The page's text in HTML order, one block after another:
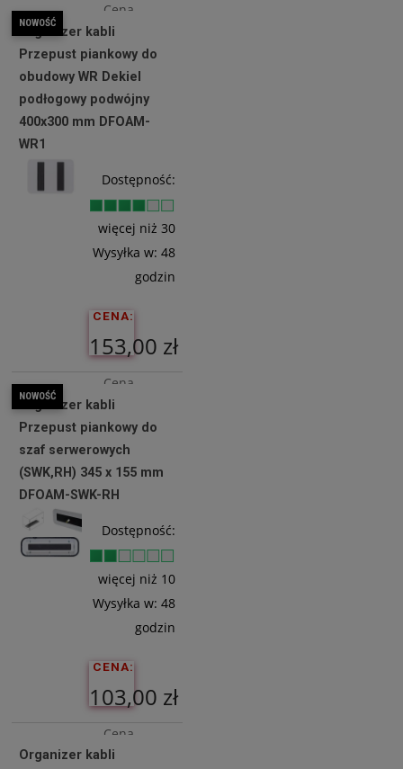
Cena
netto:
37,40 zł
Organizer kabli
Przepust piankowy do
obudowy WR Dekiel
podłogowy podwójny
400x300 mm DFOAM-
WR1
Dostępność:
więcej niż 30
Wysyłka w: 48
godzin
CENA:
153,00 zł
Cena
netto:
124,39 zł
NOWOŚĆ
Organizer kabli
Przepust piankowy do
szaf serwerowych
(SWK,RH) 345 x 155 mm
DFOAM-SWK-RH
Dostępność:
więcej niż 10
Wysyłka w: 48
godzin
CENA:
103,00 zł
Cena
netto:
NOWOŚĆ
Organizer kabli